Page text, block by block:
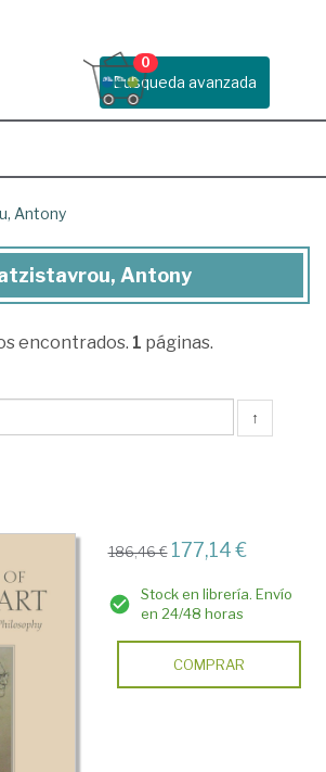
Busqueda avanzada
0
Antony
Antony
encontrados. 1 páginas.
↑
186,46 € 177,14 €
Stock en librería. Envío
en 24/48 horas
COMPRAR